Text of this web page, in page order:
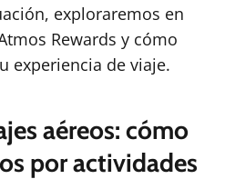
exploraremos en
Rewards y cómo
experiencia de viaje.
aéreos: cómo
por actividades